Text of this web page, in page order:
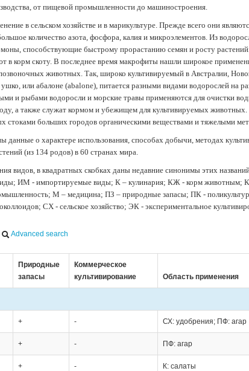
от пищевой промышленности до машиностроения.
в сельском хозяйстве и в марикультуре. Прежде всего они
количество азота, фосфора, калия и микроэлементов. Из
способствующие быстрому прорастанию семян и росту
в корм скоту. В последнее время макрофиты нашли широкое
животных. Так, широко культивируемый в Австралии,
или абалоне (abalone), питается разными видами водорослей на
и рыбами водоросли и морские травы применяются для очистки
а также служат кормом и убежищем для культивируемых
стоками больших городов органическими веществами и тяжелыми
данные о характере использования, способах добычи, методах
(из 134 родов) в 60 странах мира.
видов, в квадратных скобках даны недавние синонимы этих
ИМ - импортируемые виды; К – кулинария; КЖ - корм животным;
М – медицина; ПЗ – природные запасы; ПК -
СХ - сельское хозяйство; ЭК - экспериментальное
Advanced search
Природные
запасы
Коммерческое
культивирование
Область применения
+ - СХ: удобрения; ПФ: агар
+ - ПФ: агар
+ - К: салаты